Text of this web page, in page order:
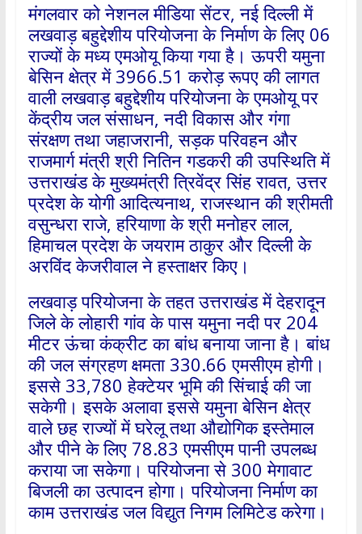
मंगलवार को नेशनल मीडिया सेंटर, नई दिल्ली में
लखवाड़ बहुद्देशीय परियोजना के निर्माण के लिए 06
राज्यों के मध्य एमओयू किया गया है। ऊपरी यमुना
बेसिन क्षेत्र में 3966.51 करोड़ रूपए की लागत
वाली लखवाड़ बहुद्देशीय परियोजना के एमओयू पर
केंद्रीय जल संसाधन, नदी विकास और गंगा
संरक्षण तथा जहाजरानी, सड़क परिवहन और
राजमार्ग मंत्री श्री नितिन गडकरी की उपस्थिति में
उत्तराखंड के मुख्यमंत्री त्रिवेंद्र सिंह रावत, उत्तर
प्रदेश के योगी आदित्यनाथ, राजस्थान की श्रीमती
वसुन्धरा राजे, हरियाणा के श्री मनोहर लाल,
हिमाचल प्रदेश के जयराम ठाकुर और दिल्ली के
अरविंद केजरीवाल ने हस्ताक्षर किए।
लखवाड़ परियोजना के तहत उत्तराखंड में देहरादून
जिले के लोहारी गांव के पास यमुना नदी पर 204
मीटर ऊंचा कंक्रीट का बांध बनाया जाना है। बांध
की जल संग्रहण क्षमता 330.66 एमसीएम होगी।
इससे 33,780 हेक्टेयर भूमि की सिंचाई की जा
सकेगी। इसके अलावा इससे यमुना बेसिन क्षेत्र
वाले छह राज्यों में घरेलू तथा औद्योगिक इस्तेमाल
और पीने के लिए 78.83 एमसीएम पानी उपलब्ध
कराया जा सकेगा। परियोजना से 300 मेगावाट
बिजली का उत्पादन होगा। परियोजना निर्माण का
काम उत्तराखंड जल विद्युत निगम लिमिटेड करेगा।